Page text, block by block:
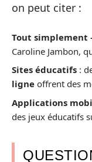
on peut citer :
Tout simplement
Caroline Jambon,
Sites éducatifs :
ligne offrent des
Applications
des jeux éducatifs